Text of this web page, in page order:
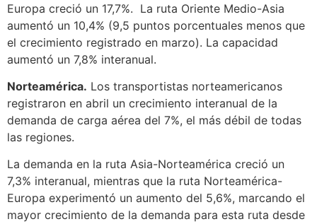
Europa creció un 17,7%. La ruta Oriente Medio-Asia
aumentó un 10,4% (9,5 puntos porcentuales menos que
el crecimiento registrado en marzo). La capacidad
aumentó un 7,8% interanual.
Norteamérica. Los transportistas norteamericanos
registraron en abril un crecimiento interanual de la
demanda de carga aérea del 7%, el más débil de todas
las regiones.
La demanda en la ruta Asia-Norteamérica creció un
7,3% interanual, mientras que la ruta Norteamérica-
Europa experimentó un aumento del 5,6%, marcando el
mayor crecimiento de la demanda para esta ruta desde